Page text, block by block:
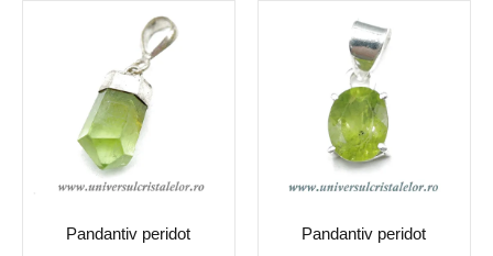
Pandantiv peridot
Pandantiv peridot